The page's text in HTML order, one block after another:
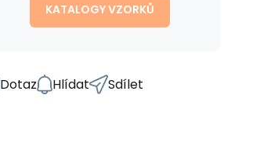
KATALOGY VZORKŮ
Dotaz Hlídat Sdílet